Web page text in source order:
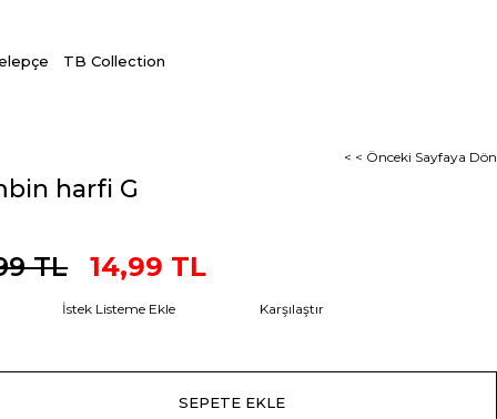
TB Collection
< < Önceki Sayfaya Dön
harfi G
TL 14,99 TL
İstek Listeme Ekle
Karşılaştır